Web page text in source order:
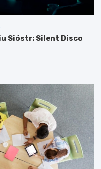
Sióstr: Silent Disco